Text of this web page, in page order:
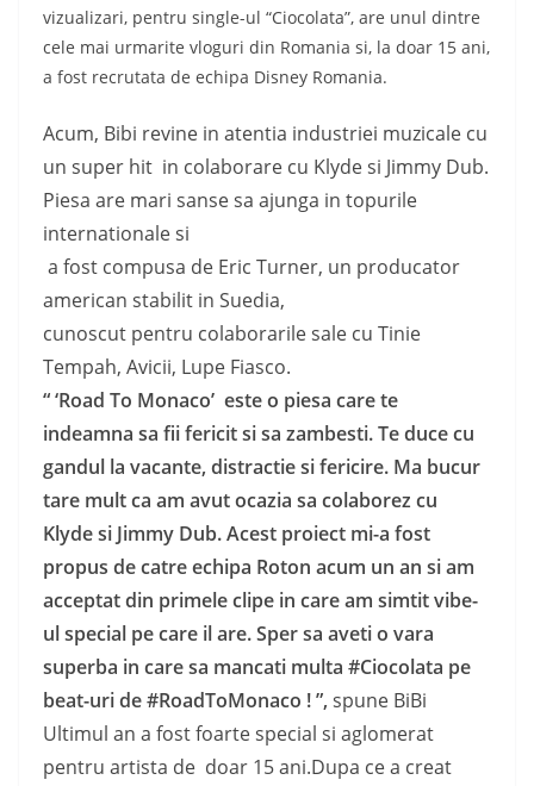
vizualizari, pentru single-ul “Ciocolata”, are unul dintre
cele mai urmarite vloguri din Romania si, la doar 15 ani,
a fost recrutata de echipa Disney Romania.
Acum, Bibi revine in atentia industriei muzicale cu
un super hit in colaborare cu Klyde si Jimmy Dub.
Piesa are mari sanse sa ajunga in topurile
internationale si
a fost compusa de Eric Turner, un producator
american stabilit in Suedia,
cunoscut pentru colaborarile sale cu Tinie
Tempah, Avicii, Lupe Fiasco.
“ ‘Road To Monaco’ este o piesa care te
indeamna sa fii fericit si sa zambesti. Te duce cu
gandul la vacante, distractie si fericire. Ma bucur
tare mult ca am avut ocazia sa colaborez cu
Klyde si Jimmy Dub. Acest proiect mi-a fost
propus de catre echipa Roton acum un an si am
acceptat din primele clipe in care am simtit vibe-
ul special pe care il are. Sper sa aveti o vara
superba in care sa mancati multa #Ciocolata pe
beat-uri de #RoadToMonaco ! ”, spune BiBi
Ultimul an a fost foarte special si aglomerat
pentru artista de doar 15 ani.Dupa ce a creat